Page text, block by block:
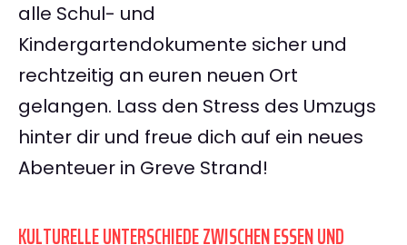
alle Schul- und
Kindergartendokumente sicher und
rechtzeitig an euren neuen Ort
gelangen. Lass den Stress des Umzugs
hinter dir und freue dich auf ein neues
Abenteuer in Greve Strand!
KULTURELLE UNTERSCHIEDE ZWISCHEN ESSEN UND